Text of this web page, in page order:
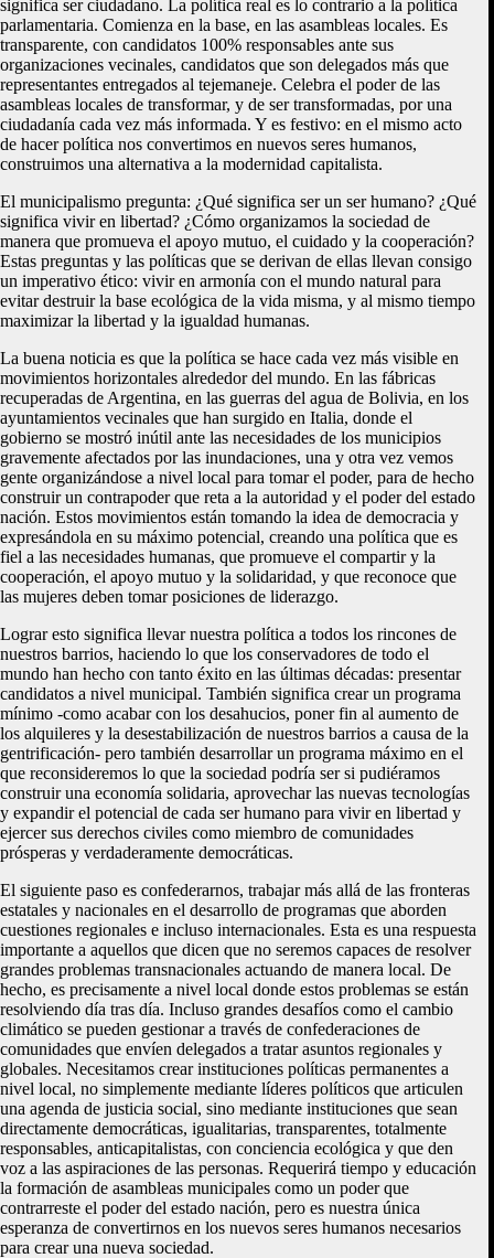
significa ser ciudadano. La política real es lo contrario a la política
parlamentaria. Comienza en la base, en las asambleas locales. Es
transparente, con candidatos 100% responsables ante sus
organizaciones vecinales, candidatos que son delegados más que
representantes entregados al tejemaneje. Celebra el poder de las
asambleas locales de transformar, y de ser transformadas, por una
ciudadanía cada vez más informada. Y es festivo: en el mismo acto
de hacer política nos convertimos en nuevos seres humanos,
construimos una alternativa a la modernidad capitalista.
El municipalismo pregunta: ¿Qué significa ser un ser humano? ¿Qué
significa vivir en libertad? ¿Cómo organizamos la sociedad de
manera que promueva el apoyo mutuo, el cuidado y la cooperación?
Estas preguntas y las políticas que se derivan de ellas llevan consigo
un imperativo ético: vivir en armonía con el mundo natural para
evitar destruir la base ecológica de la vida misma, y al mismo tiempo
maximizar la libertad y la igualdad humanas.
La buena noticia es que la política se hace cada vez más visible en
movimientos horizontales alrededor del mundo. En las fábricas
recuperadas de Argentina, en las guerras del agua de Bolivia, en los
ayuntamientos vecinales que han surgido en Italia, donde el
gobierno se mostró inútil ante las necesidades de los municipios
gravemente afectados por las inundaciones, una y otra vez vemos
gente organizándose a nivel local para tomar el poder, para de hecho
construir un contrapoder que reta a la autoridad y el poder del estado
nación. Estos movimientos están tomando la idea de democracia y
expresándola en su máximo potencial, creando una política que es
fiel a las necesidades humanas, que promueve el compartir y la
cooperación, el apoyo mutuo y la solidaridad, y que reconoce que
las mujeres deben tomar posiciones de liderazgo.
Lograr esto significa llevar nuestra política a todos los rincones de
nuestros barrios, haciendo lo que los conservadores de todo el
mundo han hecho con tanto éxito en las últimas décadas: presentar
candidatos a nivel municipal. También significa crear un programa
mínimo -como acabar con los desahucios, poner fin al aumento de
los alquileres y la desestabilización de nuestros barrios a causa de la
gentrificación- pero también desarrollar un programa máximo en el
que reconsideremos lo que la sociedad podría ser si pudiéramos
construir una economía solidaria, aprovechar las nuevas tecnologías
y expandir el potencial de cada ser humano para vivir en libertad y
ejercer sus derechos civiles como miembro de comunidades
prósperas y verdaderamente democráticas.
El siguiente paso es confederarnos, trabajar más allá de las fronteras
estatales y nacionales en el desarrollo de programas que aborden
cuestiones regionales e incluso internacionales. Esta es una respuesta
importante a aquellos que dicen que no seremos capaces de resolver
grandes problemas transnacionales actuando de manera local. De
hecho, es precisamente a nivel local donde estos problemas se están
resolviendo día tras día. Incluso grandes desafíos como el cambio
climático se pueden gestionar a través de confederaciones de
comunidades que envíen delegados a tratar asuntos regionales y
globales. Necesitamos crear instituciones políticas permanentes a
nivel local, no simplemente mediante líderes políticos que articulen
una agenda de justicia social, sino mediante instituciones que sean
directamente democráticas, igualitarias, transparentes, totalmente
responsables, anticapitalistas, con conciencia ecológica y que den
voz a las aspiraciones de las personas. Requerirá tiempo y educación
la formación de asambleas municipales como un poder que
contrarreste el poder del estado nación, pero es nuestra única
esperanza de convertirnos en los nuevos seres humanos necesarios
para crear una nueva sociedad.